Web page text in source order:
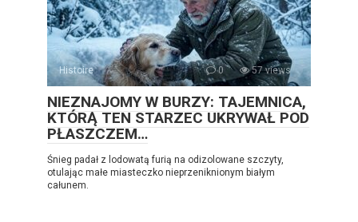
Histoire 0 57 views
NIEZNAJOMY W BURZY: TAJEMNICA,
KTÓRĄ TEN STARZEC UKRYWAŁ POD
PŁASZCZEM…
Śnieg padał z lodowatą furią na odizolowane szczyty,
otulając małe miasteczko nieprzeniknionym białym
całunem.